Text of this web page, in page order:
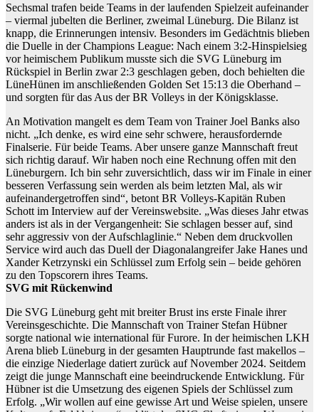
Sechsmal trafen beide Teams in der laufenden Spielzeit aufeinander
– viermal jubelten die Berliner, zweimal Lüneburg. Die Bilanz ist
knapp, die Erinnerungen intensiv. Besonders im Gedächtnis blieben
die Duelle in der Champions League: Nach einem 3:2-Hinspielsieg
vor heimischem Publikum musste sich die SVG Lüneburg im
Rückspiel in Berlin zwar 2:3 geschlagen geben, doch behielten die
LüneHünen im anschließenden Golden Set 15:13 die Oberhand –
und sorgten für das Aus der BR Volleys in der Königsklasse.
An Motivation mangelt es dem Team von Trainer Joel Banks also
nicht. „Ich denke, es wird eine sehr schwere, herausfordernde
Finalserie. Für beide Teams. Aber unsere ganze Mannschaft freut
sich richtig darauf. Wir haben noch eine Rechnung offen mit den
Lüneburgern. Ich bin sehr zuversichtlich, dass wir im Finale in einer
besseren Verfassung sein werden als beim letzten Mal, als wir
aufeinandergetroffen sind“, betont BR Volleys-Kapitän Ruben
Schott im Interview auf der Vereinswebsite. „Was dieses Jahr etwas
anders ist als in der Vergangenheit: Sie schlagen besser auf, sind
sehr aggressiv von der Aufschlaglinie.“ Neben dem druckvollen
Service wird auch das Duell der Diagonalangreifer Jake Hanes und
Xander Ketrzynski ein Schlüssel zum Erfolg sein – beide gehören
zu den Topscorern ihres Teams.
SVG mit Rückenwind
Die SVG Lüneburg geht mit breiter Brust ins erste Finale ihrer
Vereinsgeschichte. Die Mannschaft von Trainer Stefan Hübner
sorgte national wie international für Furore. In der heimischen LKH
Arena blieb Lüneburg in der gesamten Hauptrunde fast makellos –
die einzige Niederlage datiert zurück auf November 2024. Seitdem
zeigt die junge Mannschaft eine beeindruckende Entwicklung. Für
Hübner ist die Umsetzung des eigenen Spiels der Schlüssel zum
Erfolg. „Wir wollen auf eine gewisse Art und Weise spielen, unsere